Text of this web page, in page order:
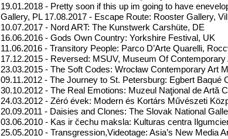
19.01.2018 - Pretty soon if this up im going to have
Gallery, PL 17.08.2017 - Escape Route: Rooster Gallery,
10.07.2017 - Nord ART: The Kunstwerk Carshüte, DE
16.06.2016 - Gods Own Country: Yorkshire Festival, UK
11.06.2016 - Transitory People: Parco D’Arte Quarelli,
17.12.2015 - Reversed: MSUV, Museum Of
23.03.2015 - The Soft Codes: Wrocław Contemporary Art
09.11.2012 - The Journey to St. Petersburg: Egbert Baqué
30.10.2012 - The Real Emotions: Muzeul Naţional de Artă
24.03.2012 - Zéró évek: Modern és Kortárs Művészeti
20.09.2011 - Daisies and Clones: The Slovak National
03.06.2010 - Kas ir čechu maksla: Kulturas centra
25.05.2010 - Transgression,Videotage: Asia’s New Media